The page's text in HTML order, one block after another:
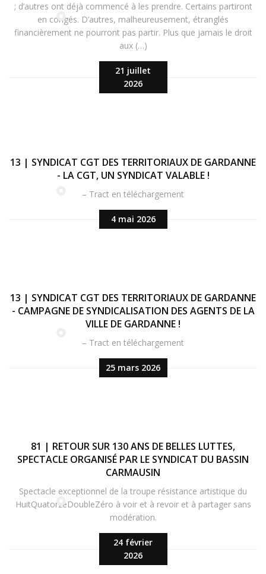
21 juillet
2026
; d’autres ont déjà commencé à les prendre. Certains partiront
en congés. D’autres, malheureusement, étranglés
financièrement ne pourront pas partir. Plus que jamais le droit
aux (…)
4 mai 2026
13 | SYNDICAT CGT DES TERRITORIAUX DE GARDANNE
- LA CGT, UN SYNDICAT VALABLE !
– Tract en téléchargement
25 mars 2026
13 | SYNDICAT CGT DES TERRITORIAUX DE GARDANNE
- CAMPAGNE DE SYNDICALISATION DES AGENTS DE LA
VILLE DE GARDANNE !
– Tract en téléchargement
24 février
2026
81 | RETOUR SUR 130 ANS DE BELLES LUTTES,
SPECTACLE ORGANISÉ PAR LE SYNDICAT DU BASSIN
CARMAUSIN
Spectacle exceptionnel de la troupe résistance artistique du
HuitQuatorzeDoubleZéro à voir et à revoir et à partager sans
modération.